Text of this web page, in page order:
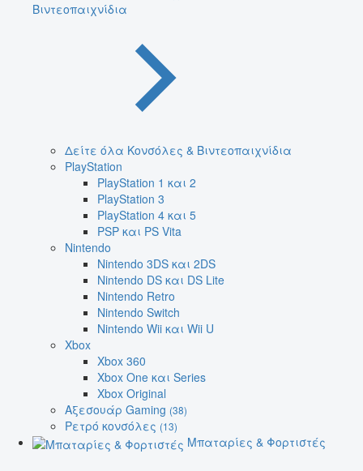
Βιντεοπαιχνίδια
Δείτε όλα Κονσόλες & Βιντεοπαιχνίδια
PlayStation
PlayStation 1 και 2
PlayStation 3
PlayStation 4 και 5
PSP και PS Vita
Nintendo
Nintendo 3DS και 2DS
Nintendo DS και DS Lite
Nintendo Retro
Nintendo Switch
Nintendo Wii και Wii U
Xbox
Xbox 360
Xbox One και Series
Xbox Original
Αξεσουάρ Gaming (38)
Ρετρό κονσόλες (13)
Μπαταρίες & Φορτιστές